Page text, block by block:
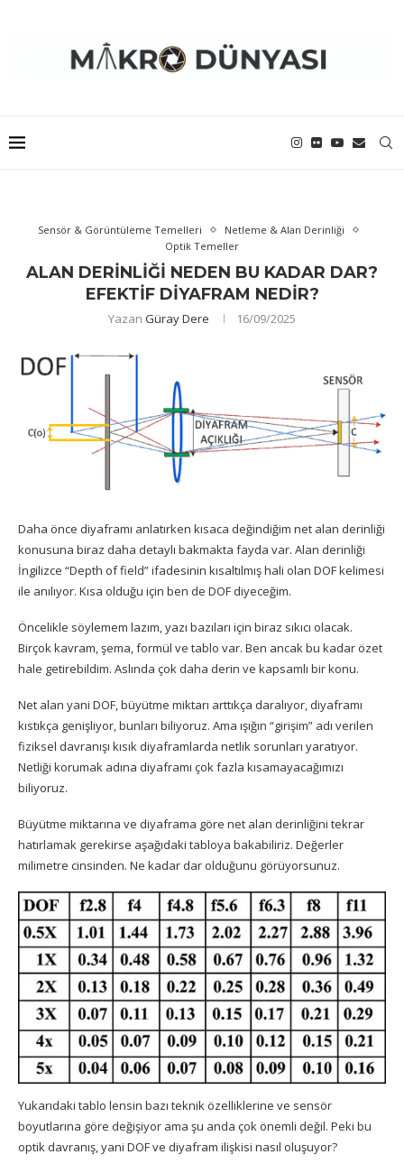
Sensör & Görüntüleme Temelleri
Netleme & Alan Derinliği
Optik Temeller
ALAN DERINLIĞI NEDEN BU KADAR DAR?
EFEKTIF DIYAFRAM NEDIR?
Yazan Güray Dere 16/09/2025
Daha önce diyaframı anlatırken kısaca değindiğim net alan derinliği
konusuna biraz daha detaylı bakmakta fayda var. Alan derinliği
İngilizce “Depth of field” ifadesinin kısaltılmış hali olan DOF kelimesi
ile anılıyor. Kısa olduğu için ben de DOF diyeceğim.
Öncelikle söylemem lazım, yazı bazıları için biraz sıkıcı olacak.
Birçok kavram, şema, formül ve tablo var. Ben ancak bu kadar özet
hale getirebildim. Aslında çok daha derin ve kapsamlı bir konu.
Net alan yani DOF, büyütme miktarı arttıkça daralıyor, diyaframı
kıstıkça genişliyor, bunları biliyoruz. Ama ışığın “girişim” adı verilen
fiziksel davranışı kısık diyaframlarda netlik sorunları yaratıyor.
Netliği korumak adına diyaframı çok fazla kısamayacağımızı
biliyoruz.
Büyütme miktarına ve diyaframa göre net alan derinliğini tekrar
hatırlamak gerekirse aşağıdaki tabloya bakabiliriz. Değerler
milimetre cinsinden. Ne kadar dar olduğunu görüyorsunuz.
Yukarıdaki tablo lensin bazı teknik özelliklerine ve sensör
boyutlarına göre değişiyor ama şu anda çok önemli değil. Peki bu
optik davranış, yani DOF ve diyafram ilişkisi nasıl oluşuyor?